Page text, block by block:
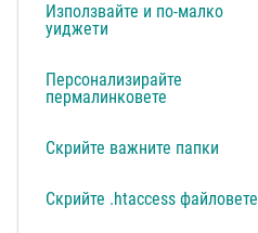
Използвайте и по-малко
уиджети
Персонализирайте
пермалинковете
Скрийте важните папки
Скрийте .htaccess файловете